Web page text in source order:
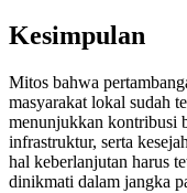
Kesimpulan
Mitos bahwa
masyarakat lokal sudah
menunjukkan kontribusi
infrastruktur, serta
hal keberlanjutan harus
dinikmati dalam jangka